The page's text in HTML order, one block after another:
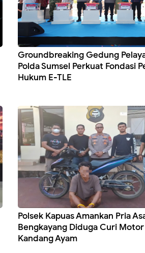
Groundbreaking Gedung
Polda Sumsel Perkuat Fondasi
Hukum E-TLE
Polsek Kapuas Amankan Pria
Bengkayang Diduga Curi
Kandang Ayam